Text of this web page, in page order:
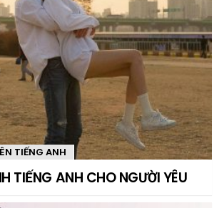
TIẾNG ANH
TIẾNG ANH CHO NGƯỜI YÊU